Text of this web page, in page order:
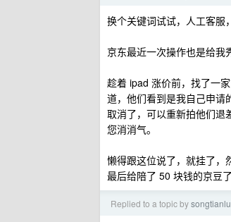
换个关键词试试，人工客服
京东最近一次操作也是给我
趁着 ipad 涨价前，找了一
道，他们看到是我自己申请
取消了，可以重新拍他们退
您消消气。
懒得跟这位说了，就挂了，
最后给陪了 50 块钱的京豆了
Replied to a topic by